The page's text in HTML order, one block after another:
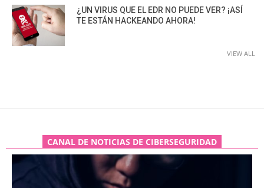
¿UN VIRUS QUE EL EDR NO PUEDE VER? ¡ASÍ
TE ESTÁN HACKEANDO AHORA!
VIEW ALL
CANAL DE NOTICIAS DE CIBERSEGURIDAD